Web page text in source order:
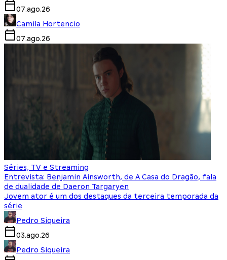
07.ago.26
Camila Hortencio
07.ago.26
Séries, TV e Streaming
Entrevista: Benjamin Ainsworth, de A Casa do Dragão, fala
de dualidade de Daeron Targaryen
Jovem ator é um dos destaques da terceira temporada da
série
Pedro Siqueira
03.ago.26
Pedro Siqueira